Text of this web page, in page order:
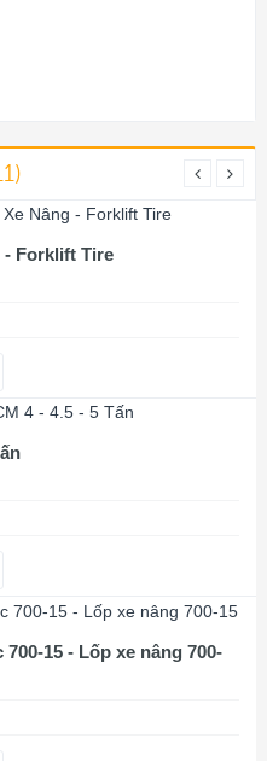
- Forklift Tire
15 - Lốp xe nâng 700-